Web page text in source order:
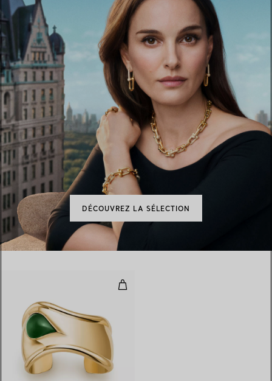
DÉCOUVREZ LA SÉLECTION
Manchette Bone en or jaune